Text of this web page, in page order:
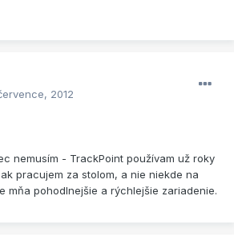
2012
nemusím - TrackPoint používam už roky
pracujem za stolom, a nie niekde na
mňa pohodlnejšie a rýchlejšie zariadenie.